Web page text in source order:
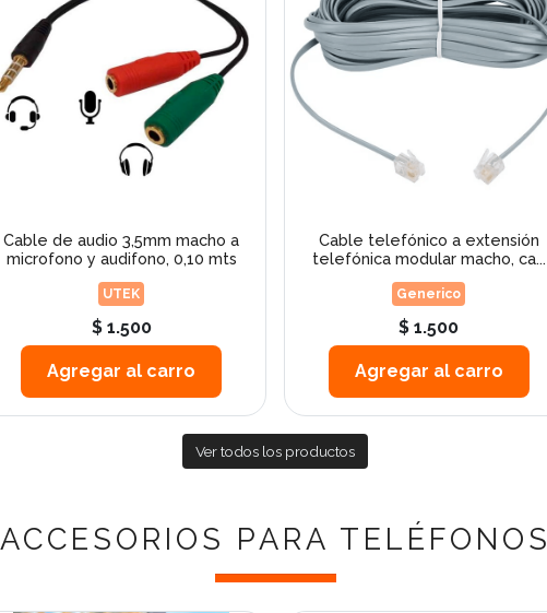
Cable de audio 3,5mm macho a
microfono y audifono, 0,10 mts
UTEK
$ 1.500
Agregar al carro
Cable telefónico a extensión
telefónica modular macho, ca...
Generico
$ 1.500
Agregar al carro
Ver todos los productos
ACCESORIOS PARA TELÉFONOS